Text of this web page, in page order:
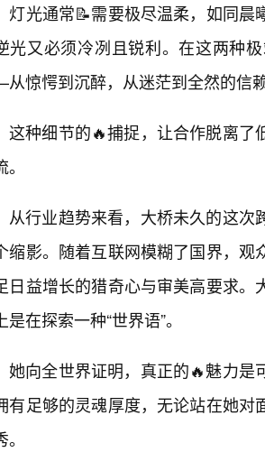
灯光通常📝需要极尽温柔，如同
光又必须冷冽且锐利。在这两种
惊愕到沉醉，从迷茫到全然的信
这种细节的🔥捕捉，让合作脱离了
从行业趋势来看，大桥未久的这
缩影。随着互联网模糊了国界，
日益增长的猎奇心与审美高要求
是在探索一种“世界语”。
她向全世界证明，真正的🔥魅力是
有足够的灵魂厚度，无论站在她